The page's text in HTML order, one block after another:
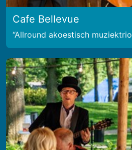
Cafe Bellevue
Allround akoestisch muziektrio